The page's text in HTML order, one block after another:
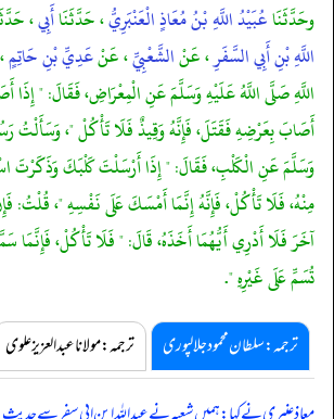
وحَدَّثَنَاعُبَيْدُ اللَّهِ بْنُ مُعَاذٍ الْعَنْبَرِيُّ، حَدَّثَنَاأَبِي،
اللَّهِ بْنِ أَبِي السَّفَرِ، عَنْالشَّعْبِيِّ، عَنْعَدِيِّ بْنِ حَاتِمٍ
اللَّهِ صَلَّى اللَّهُ عَلَيْهِ وَسَلَّمَ عَنِ الْمِعْرَاضِ، فَقَالَ: " إِذَا
أَصَابَ بِعَرْضِهِ فَقَتَلَ، فَإِنَّهُ وَقِيذٌ فَلَا تَأْكُلْ "، وَسَأَلْتُ
وَسَلَّمَ عَنِ الْكَلْبِ، فَقَالَ: " إِذَا أَرْسَلْتَ كَلْبَكَ وَذَكَرْتَ
مِنْهُ، فَلَا تَأْكُلْ، فَإِنَّهُ إِنَّمَا أَمْسَكَ عَلَى نَفْسِهِ "، قُلْتُ:
آخَرَ فَلَا أَدْرِي أَيُّهُمَا أَخَذَهُ، قَالَ: " فَلَا تَأْكُلْ، فَإِنَّمَا
تُسَمِّ عَلَى غَيْرِهِ ".
ترجمہ:سلطان محمود جلالپوری ترجمہ:مولانا عبدالعزیز علوی